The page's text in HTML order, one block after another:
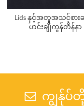
Lids နှင့်အတူအသင့်စား
ဟင်းချိုကွန်တိန်နာ
ကျွန်ုပ်